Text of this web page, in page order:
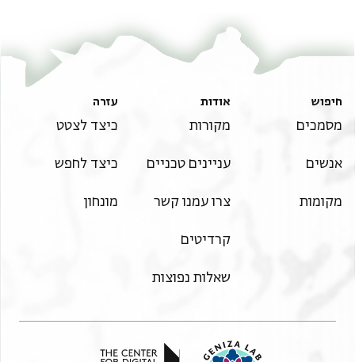
חיפוש
מסמכים
אנשים
מקומות
אודות
מקורות
עניינים טכניים
צרו עמנו קשר
קרדיטים
שאלות נפוצות
עזרה
כיצד לצטט
כיצד לחפש
מונחון